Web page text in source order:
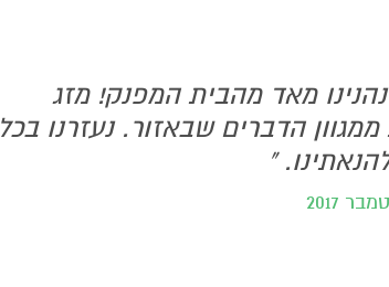
מאד מהבית המפנק! מזג
הדברים שבאזור. נעזרנו בכל
"
2017